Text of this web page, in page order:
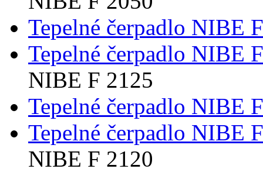
Tepelné čerpadlo NIBE
Tepelné čerpadlo NIBE
NIBE F 2125
Tepelné čerpadlo NIBE
Tepelné čerpadlo NIBE
NIBE F 2120